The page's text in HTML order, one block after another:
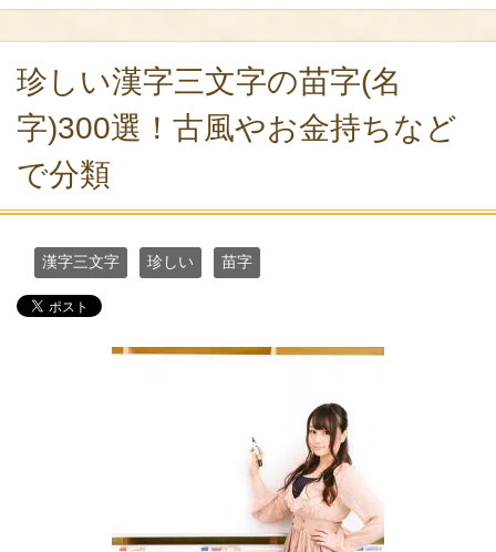
珍しい漢字三文字の苗字(名
字)300選！古風やお金持ちなど
で分類
漢字三文字 珍しい 苗字